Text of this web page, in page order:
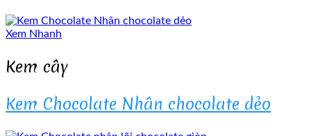
Xem Nhanh
Kem cây
Kem Chocolate Nhân chocolate dẻo